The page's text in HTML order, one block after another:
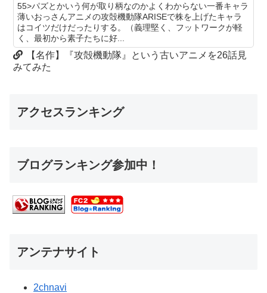
55>パズとかいう何が取り柄なのかよくわからない一番キャラ
薄いおっさんアニメの攻殻機動隊ARISEで株を上げたキャラ
はコイツだけだったりする。（義理堅く、フットワークが軽
く、最初から素子たちに好...
【名作】『攻殻機動隊』という古いアニメを26話見
みてみた
アクセスランキング
ブログランキング参加中！
アンテナサイト
2chnavi